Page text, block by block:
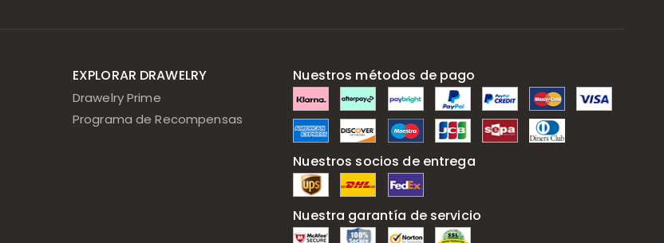
EXPLORAR DRAWELRY
Drawelry Prime
Programa de Recompensas
Nuestros métodos de pago
Nuestros socios de entrega
Nuestra garantía de servicio